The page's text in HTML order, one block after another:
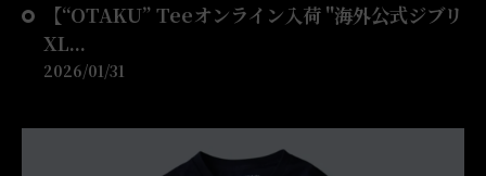
【“OTAKU” Teeオンライン入荷 "海外公式ジブリ
XL...
2026/01/31